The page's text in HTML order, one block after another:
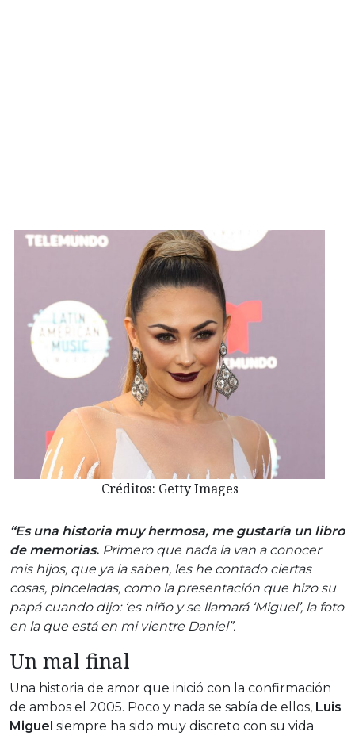
Créditos: Getty Images
“Es una historia muy hermosa, me gustaría un libro
de memorias. Primero que nada la van a conocer
mis hijos, que ya la saben, les he contado ciertas
cosas, pinceladas, como la presentación que hizo su
papá cuando dijo: ‘es niño y se llamará ‘Miguel’, la foto
en la que está en mi vientre Daniel”.
Un mal final
Una historia de amor que inició con la confirmación
de ambos el 2005. Poco y nada se sabía de ellos, Luis
Miguel siempre ha sido muy discreto con su vida